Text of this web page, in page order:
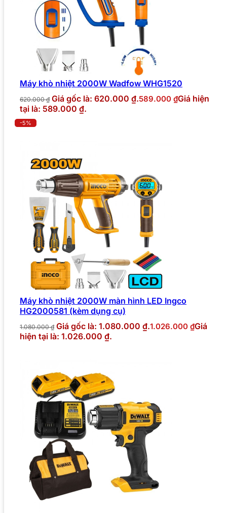
Máy khò nhiệt 2000W Wadfow WHG1520
620.000₫ Giá gốc là: 620.000 ₫.589.000 ₫Giá hiện
tại là: 589.000 ₫.
-5%
Máy khò nhiệt 2000W màn hình LED Ingco
HG2000581 (kèm dụng cụ)
1.080.000₫ Giá gốc là: 1.080.000 ₫.1.026.000 ₫Giá
hiện tại là: 1.026.000 ₫.